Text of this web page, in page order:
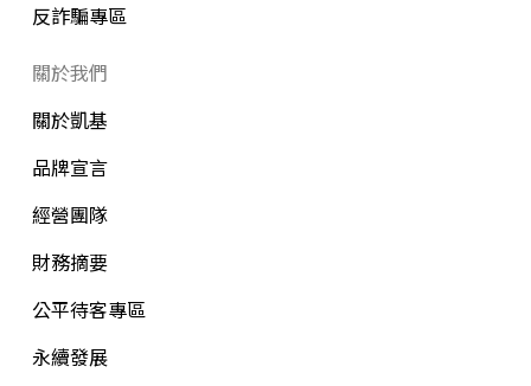
反詐騙專區
關於我們
關於凱基
品牌宣言
經營團隊
財務摘要
公平待客專區
永續發展